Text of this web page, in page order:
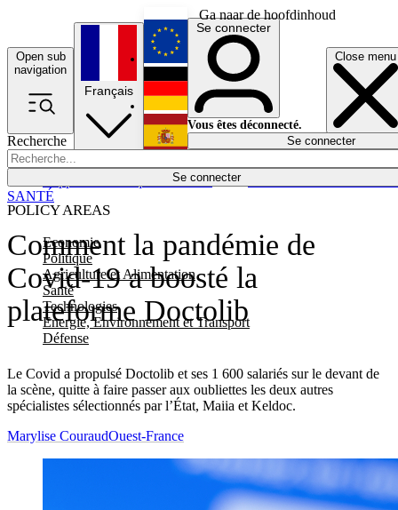
Ga naar de hoofdinhoud
Open sub
navigation
Close menu
Recherche
Se connecter
POLICY AREAS
Economie
Politique
Agriculture et Alimentation
Santé
Technologies
Energie, Environnement et Transport
Défense
Économie
Français
English
Deutsch
Español
Se connecter
Vous êtes déconnecté.
Se connecter
Comment la pandémie de
Covid-19 a boosté la
plateforme Doctolib
Le Covid a propulsé Doctolib et ses 1 600 salariés sur le devant de
la scène, quitte à faire passer aux oubliettes les deux autres
spécialistes sélectionnés par l’État, Maiia et Keldoc.
SANTÉ
Marylise CouraudOuest-France